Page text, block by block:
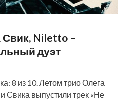
Niletto –
дуэт
8 из 10. Летом трио Олега
выпустили трек «Не